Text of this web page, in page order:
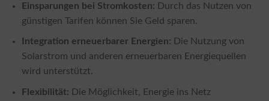
Einsparungen bei Stromkosten: Durch das Nutzen von
günstigen Tarifen können Sie Geld sparen.
Integration erneuerbarer Energien: Die Nutzung von
Solarstrom und anderen erneuerbaren Energiequellen
wird unterstützt.
Flexibilität: Die Möglichkeit, Energie ins Netz